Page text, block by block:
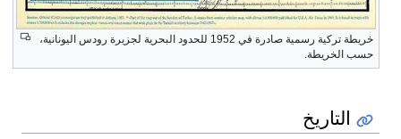
خريطة تركية رسمية صادرة في 1952 للحدود البحرية لجزيرة رودس اليونانية،
حسب الخريطة.
التاريخ